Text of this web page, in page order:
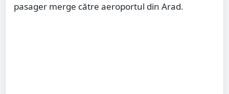
pasager merge către aeroportul din Arad.